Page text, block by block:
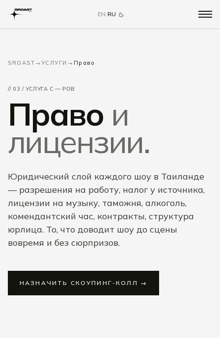
EN·RU
SROAST→ УСЛУГИ → Право
// 03 / УСЛУГА C — РОВ
Право и
лицензии.
Юридический слой каждого шоу в Таиланде
— разрешения на работу, налог у источника,
лицензии на музыку, таможня, алкоголь,
комендантский час, контракты, структура
юрлица. То, что доводит шоу до сцены
вовремя и без сюрпризов.
НАЗНАЧИТЬ СКОУПИНГ-КОЛЛ →